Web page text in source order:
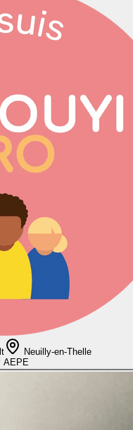
Neuilly-en-Thelle
AEPE